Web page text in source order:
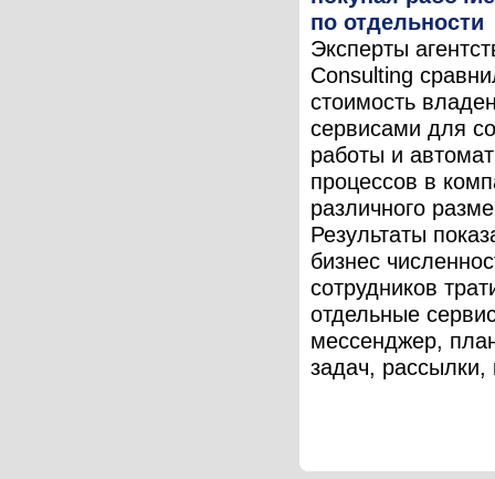
по отдельности
Эксперты
Consulting
стоимость
сервисами для
работы и
процессов в
различного
Результаты
бизнес
сотрудников
отдельные
мессенджер,
задач,